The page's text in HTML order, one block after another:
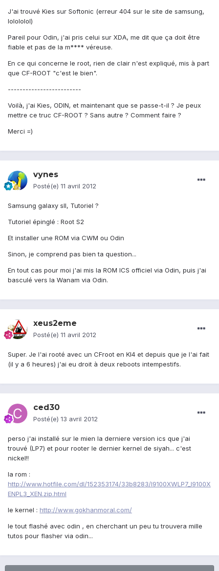
J'ai trouvé Kies sur Softonic (erreur 404 sur le site de samsung,
lolololol)
Pareil pour Odin, j'ai pris celui sur XDA, me dit que ça doit être
fiable et pas de la m**** véreuse.
En ce qui concerne le root, rien de clair n'est expliqué, mis à part
que CF-ROOT "c'est le bien".
-------------------------
Voilà, j'ai Kies, ODIN, et maintenant que se passe-t-il ? Je peux
mettre ce truc CF-ROOT ? Sans autre ? Comment faire ?
Merci =)
vynes
Posté(e) 11 avril 2012
Samsung galaxy sII, Tutoriel ?
Tutoriel épinglé : Root S2
Et installer une ROM via CWM ou Odin
Sinon, je comprend pas bien ta question...
En tout cas pour moi j'ai mis la ROM ICS officiel via Odin, puis j'ai
basculé vers la Wanam via Odin.
xeus2eme
Posté(e) 11 avril 2012
Super. Je l'ai rooté avec un CFroot en KI4 et depuis que je l'ai fait
(il y a 6 heures) j'ai eu droit à deux reboots intempestifs.
ced30
Posté(e) 13 avril 2012
perso j'ai installé sur le mien la derniere version ics que j'ai
trouvé (LP7) et pour rooter le dernier kernel de siyah... c'est
nickel!!
la rom :
http://www.hotfile.com/dl/152353174/33b8283/I9100XWLP7_I9100X
ENPL3_XEN.zip.html
le kernel : http://www.gokhanmoral.com/
le tout flashé avec odin , en cherchant un peu tu trouvera mille
tutos pour flasher via odin...